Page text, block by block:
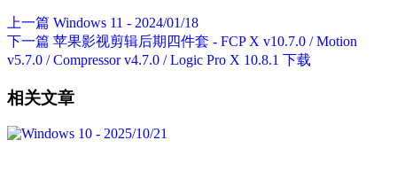
上一篇 Windows 11 - 2024/01/18
下一篇 苹果影视剪辑后期四件套 - FCP X v10.7.0 / Motion
v5.7.0 / Compressor v4.7.0 / Logic Pro X 10.8.1 下载
相关文章